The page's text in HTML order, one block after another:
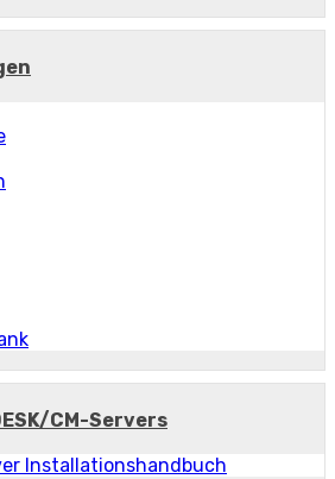
CM-Servers
Installationshandbuch